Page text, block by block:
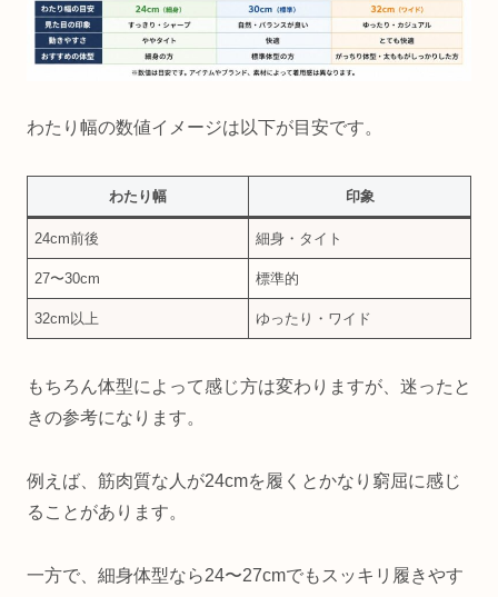
わたり幅の数値イメージは以下が目安です。
わたり幅 印象
24cm前後 細身・タイト
27〜30cm 標準的
32cm以上 ゆったり・ワイド
もちろん体型によって感じ方は変わりますが、迷ったと
きの参考になります。
例えば、筋肉質な人が24cmを履くとかなり窮屈に感じ
ることがあります。
一方で、細身体型なら24〜27cmでもスッキリ履きやす